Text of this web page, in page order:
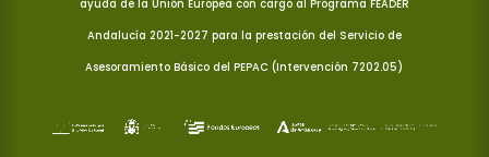
ayuda de la Unión Europea con cargo al Programa FEADER
Andalucía 2021-2027 para la prestación del Servicio de
Asesoramiento Básico del PEPAC (Intervención 7202.05)